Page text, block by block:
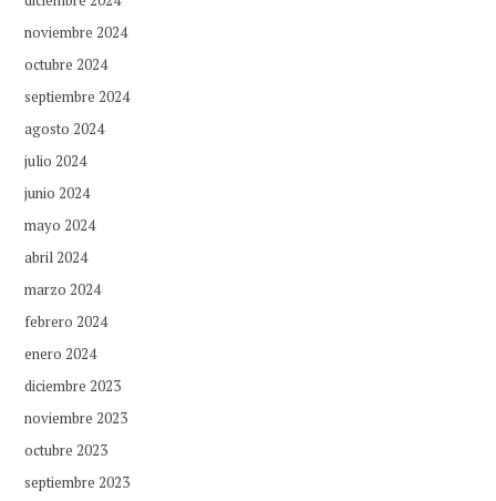
noviembre 2024
octubre 2024
septiembre 2024
agosto 2024
julio 2024
junio 2024
mayo 2024
abril 2024
marzo 2024
febrero 2024
enero 2024
diciembre 2023
noviembre 2023
octubre 2023
septiembre 2023